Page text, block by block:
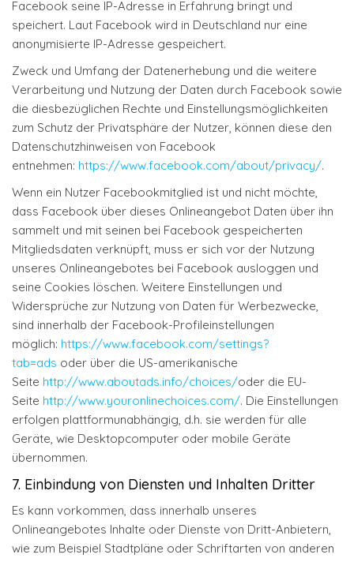
Facebook seine IP-Adresse in Erfahrung bringt und
speichert. Laut Facebook wird in Deutschland nur eine
anonymisierte IP-Adresse gespeichert.
Zweck und Umfang der Datenerhebung und die weitere
Verarbeitung und Nutzung der Daten durch Facebook sowie
die diesbezüglichen Rechte und Einstellungsmöglichkeiten
zum Schutz der Privatsphäre der Nutzer, können diese den
Datenschutzhinweisen von Facebook
entnehmen: https://www.facebook.com/about/privacy/.
Wenn ein Nutzer Facebookmitglied ist und nicht möchte,
dass Facebook über dieses Onlineangebot Daten über ihn
sammelt und mit seinen bei Facebook gespeicherten
Mitgliedsdaten verknüpft, muss er sich vor der Nutzung
unseres Onlineangebotes bei Facebook ausloggen und
seine Cookies löschen. Weitere Einstellungen und
Widersprüche zur Nutzung von Daten für Werbezwecke,
sind innerhalb der Facebook-Profileinstellungen
möglich: https://www.facebook.com/settings?
tab=ads oder über die US-amerikanische
Seite http://www.aboutads.info/choices/oder die EU-
Seite http://www.youronlinechoices.com/. Die Einstellungen
erfolgen plattformunabhängig, d.h. sie werden für alle
Geräte, wie Desktopcomputer oder mobile Geräte
übernommen.
7. Einbindung von Diensten und Inhalten Dritter
Es kann vorkommen, dass innerhalb unseres
Onlineangebotes Inhalte oder Dienste von Dritt-Anbietern,
wie zum Beispiel Stadtpläne oder Schriftarten von anderen